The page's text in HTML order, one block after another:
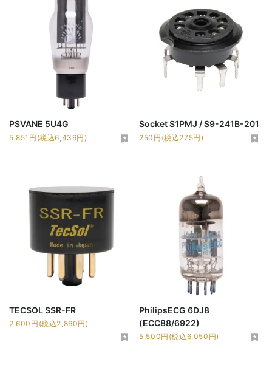
PSVANE 5U4G
5,851円(税込6,436円)
Socket S1PMJ / S9-241B-201
250円(税込275円)
TECSOL SSR-FR
2,600円(税込2,860円)
PhilipsECG 6DJ8
(ECC88/6922)
5,500円(税込6,050円)